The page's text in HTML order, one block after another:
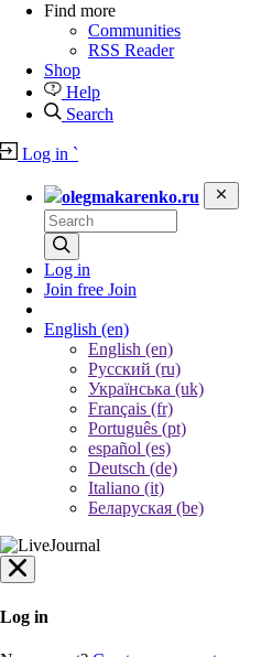
Find more
Communities
RSS Reader
Shop
Help
Search
Log in `
olegmakarenko.ru
Log in
Join free Join
English (en)
English (en)
Русский (ru)
Українська (uk)
Français (fr)
Português (pt)
español (es)
Deutsch (de)
Italiano (it)
Беларуская (be)
Log in